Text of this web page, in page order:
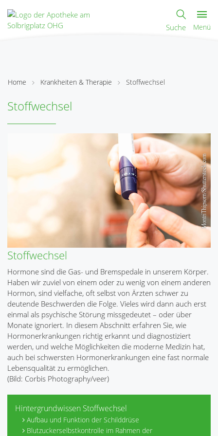
Suche Menü
Home Krankheiten & Therapie Stoffwechsel
Stoffwechsel
Stoffwechsel
Hormone sind die Gas- und Bremspedale in unserem Körper.
Haben wir zuviel von einem oder zu wenig von einem anderen
Hormon, sind vielfache, oft selbst von Ärzten schwer zu
deutende Beschwerden die Folge. Vieles wird dann auch erst
einmal als psychische Störung missgedeutet – oder über
Monate ignoriert. In diesem Abschnitt erfahren Sie, wie
Hormonerkrankungen richtig erkannt und diagnostiziert
werden, und welche Möglichkeiten die moderne Medizin hat,
auch bei schwersten Hormonerkrankungen eine fast normale
Lebensqualität zu ermöglichen.
(Bild: Corbis Photography/veer)
Hintergrundwissen Stoffwechsel
Aufbau und Funktion der Schilddrüse
Blutzuckerselbstkontrolle im Rahmen der